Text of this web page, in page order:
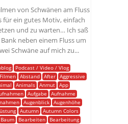
von Schwänen am Fluss
für ein gutes Motiv, einfach
und zu warten… Ich saß
neben einem Fluss um
Schwäne auf mich zu...
Podcast / Video / Vlog
Abstand After Aggressive
Animals Anmut App
Aufgabe
Aufnahme
Augenblick Augenhöhe
Autumn Autumn Colors
Baum Bearbeiten
Bearbeitung